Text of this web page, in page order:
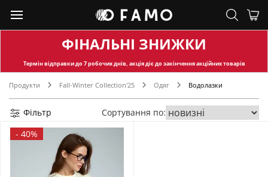
ФІНАЛЬНІ ЗНИЖКИ
Термін відправкидо 7 робочих днів, акція діє до закінчення акційних товарів
Продукти Fall-Winter Collection'25 Одяг Водолазки
Фільтр
Сортування по:
- 40%